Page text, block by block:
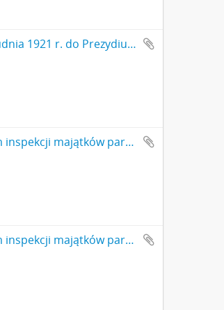
Rękopis. Pismo konserwatora Michała Drewko z dnia 15 grudnia 1921 r. do Prezydium Państwowego Grona Konserwatorów Zabytków Przedhistorycznych w Warszawie w sprawie akcji popularyzatorskiej (nr kanc. pisma 34b/21) s. 1
Rękopis. Spis kosztów odbytych podróży służbowych "celem inspekcji majątków parcelowanych". Spis konserwatora Michała Drewko dla PGKZP - załącznik do pisma (nr kanc. 37/21) z dnia 15 grudnia 1921 r. s. 1
Rękopis. Spis kosztów odbytych podróży służbowych "celem inspekcji majątków parcelowanych". Spis konserwatora Michała Drewko dla PGKZP - załącznik do pisma (nr kanc. 37/21) z dnia 15 grudnia 1921 r. s. 2: cd. strona z pieczątką Działu Dokumentacji PMA